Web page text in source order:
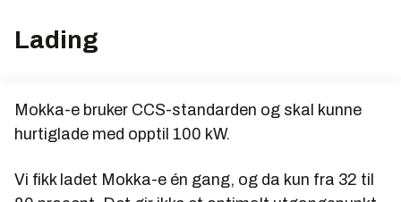
Lading
Mokka-e bruker CCS-standarden og skal kunne
hurtiglade med opptil 100 kW.
Vi fikk ladet Mokka-e én gang, og da kun fra 32 til